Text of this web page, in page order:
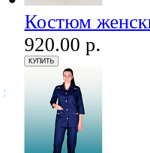
Костюм
920.00 р.